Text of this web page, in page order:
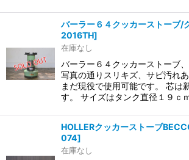
バーラー６４クッカーストーブ/
2016TH]
在庫なし
バーラー６４クッカーストーブ、
写真の通りスリキズ、サビ汚れ
まだ現役で使用可能です。 芯は
す。 サイズはタンク直径１９
HOLLERクッカーストーブ
074]
在庫なし